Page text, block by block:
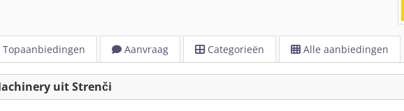
Topaanbiedingen Aanvraag Categorieën Alle aanbiedingen
uit Strenči